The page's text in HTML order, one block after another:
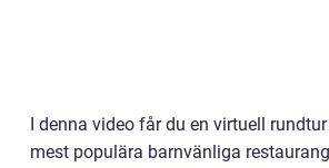
I denna video får du en virtuell
mest populära barnvänliga